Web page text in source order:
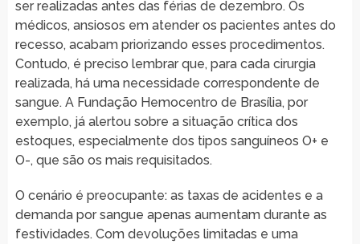
ser realizadas antes das férias de dezembro. Os
médicos, ansiosos em atender os pacientes antes do
recesso, acabam priorizando esses procedimentos.
Contudo, é preciso lembrar que, para cada cirurgia
realizada, há uma necessidade correspondente de
sangue. A Fundação Hemocentro de Brasília, por
exemplo, já alertou sobre a situação crítica dos
estoques, especialmente dos tipos sanguíneos O+ e
O-, que são os mais requisitados.
O cenário é preocupante: as taxas de acidentes e a
demanda por sangue apenas aumentam durante as
festividades. Com devoluções limitadas e uma